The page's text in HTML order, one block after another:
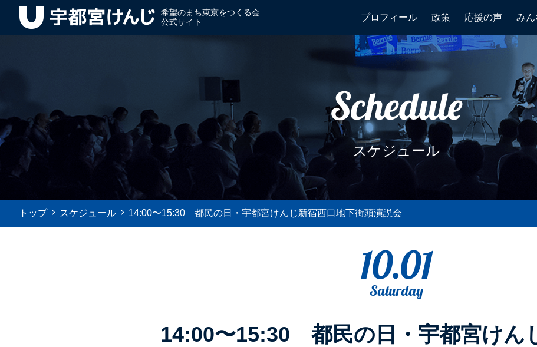
希望のまち東京をつくる会
公式サイト
プロフィール 政策 応援の声 みん
Schedule
スケジュール
トップ スケジュール 14:00〜15:30 都民の日・宇都宮けんじ新宿西口地下街頭演説会
10.01
Saturday
14:00〜15:30 都民の日・宇都宮けん